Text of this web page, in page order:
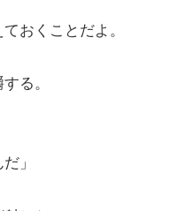
おくことだよ。
る。
」